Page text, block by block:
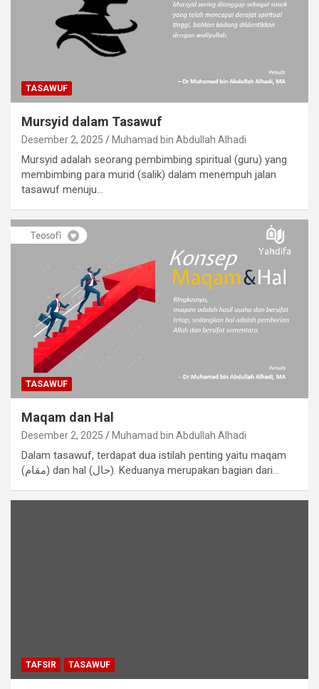
TASAWUF
Mursyid dalam Tasawuf
Desember 2, 2025 Muhamad bin Abdullah Alhadi
Mursyid adalah seorang pembimbing spiritual (guru) yang
membimbing para murid (salik) dalam menempuh jalan
tasawuf menuju…
TASAWUF
Maqam dan Hal
Desember 2, 2025 Muhamad bin Abdullah Alhadi
Dalam tasawuf, terdapat dua istilah penting yaitu maqam
(مقام) dan hal (حال). Keduanya merupakan bagian dari…
TAFSIR TASAWUF